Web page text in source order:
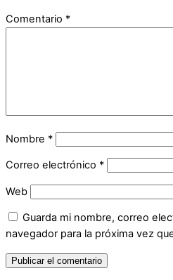
Comentario *
Nombre *
Correo electrónico *
Web
Guarda mi nombre, correo
navegador para la próxima vez